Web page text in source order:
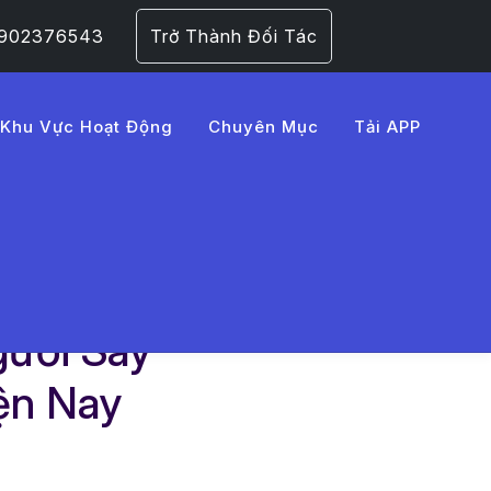
Trở Thành Đối Tác
Khu Vực Hoạt Động Chuyên Mục Tải APP
Say
Nay